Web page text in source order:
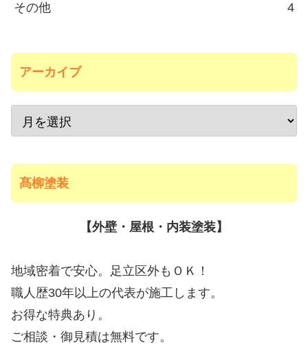
その他 4
アーカイブ
髙柳塗装
【外壁・屋根・内装塗装】
地域密着で安心。足立区外もＯＫ！
職人歴30年以上の代表が施工します。
お得な特典あり。
ご相談・御見積は無料です。